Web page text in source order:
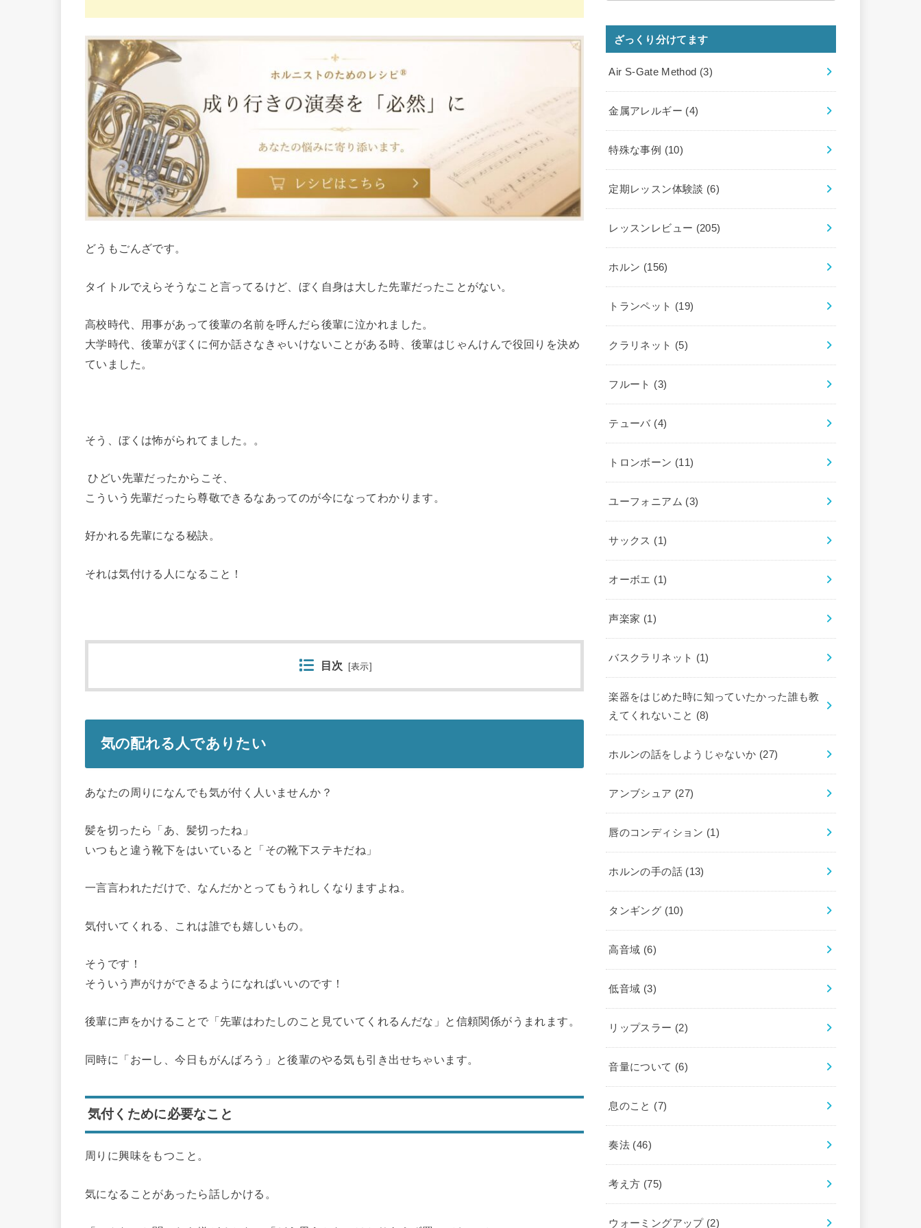
どうもごんざです。
タイトルでえらそうなこと言ってるけど、ぼく自身は大した先輩だったことがない。
高校時代、用事があって後輩の名前を呼んだら後輩に泣かれました。
大学時代、後輩がぼくに何か話さなきゃいけないことがある時、後輩はじゃんけんで役回りを決め
ていました。
そう、ぼくは怖がられてました。。
ひどい先輩だったからこそ、
こういう先輩だったら尊敬できるなあってのが今になってわかります。
好かれる先輩になる秘訣。
それは気付ける人になること！
目次 [表示]
気の配れる人でありたい
あなたの周りになんでも気が付く人いませんか？
髪を切ったら「あ、髪切ったね」
いつもと違う靴下をはいていると「その靴下ステキだね」
一言言われただけで、なんだかとってもうれしくなりますよね。
気付いてくれる、これは誰でも嬉しいもの。
そうです！
そういう声がけができるようになればいいのです！
後輩に声をかけることで「先輩はわたしのこと見ていてくれるんだな」と信頼関係がうまれます。
同時に「おーし、今日もがんばろう」と後輩のやる気も引き出せちゃいます。
気付くために必要なこと
周りに興味をもつこと。
気になることがあったら話しかける。
ざっくり分けてます
Air S-Gate Method (3)
金属アレルギー (4)
特殊な事例 (10)
定期レッスン体験談 (6)
レッスンレビュー (205)
ホルン (156)
トランペット (19)
クラリネット (5)
フルート (3)
テューバ (4)
トロンボーン (11)
ユーフォニアム (3)
サックス (1)
オーボエ (1)
声楽家 (1)
バスクラリネット (1)
楽器をはじめた時に知っていたかった誰も教
えてくれないこと (8)
ホルンの話をしようじゃないか (27)
アンブシュア (27)
唇のコンディション (1)
ホルンの手の話 (13)
タンギング (10)
高音域 (6)
低音域 (3)
リップスラー (2)
音量について (6)
息のこと (7)
奏法 (46)
考え方 (75)
ウォーミングアップ (2)